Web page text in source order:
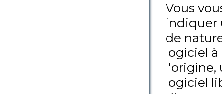
Vous
indiquer
de
logiciel
l'origine,
logiciel